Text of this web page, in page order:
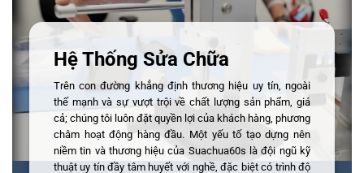
Hệ Thống Sửa Chữa
Trên con đường khẳng định thương hiệu uy tín, ngoài
thế mạnh và sự vượt trội về chất lượng sản phẩm, giá
cả; chúng tôi luôn đặt quyền lợi của khách hàng, phương
châm hoạt động hàng đầu. Một yếu tố tạo dựng nên
niềm tin và thương hiệu của Suachua60s là đội ngũ kỹ
thuật uy tín đầy tâm huyết với nghề, đặc biệt có trình độ